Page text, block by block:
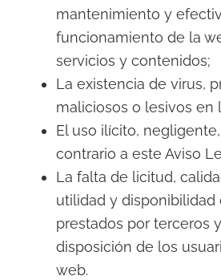
mantenimiento y
funcionamiento de la
servicios y contenidos;
La existencia de virus,
maliciosos o lesivos en
El uso ilícito,
contrario a este Aviso
La falta de licitud,
utilidad y disponibilidad
prestados por terceros
disposición de los
web.